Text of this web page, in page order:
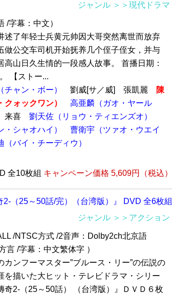
ジャンル ＞＞現代ドラマ
/字幕：中文）
述了年轻士兵黄元帅因大哥突然离世而放弃
做公交车司机开始抚养几个侄子侄女，并与
高山日久生情的一段感人故事。 首播日期：
【ストー...
チャン・ボー） 劉威[サ／威] 張凱麗
陳
クォックワン）
高亜麟（ガオ・ヤール
来喜 劉天佐（リョウ・ティエンズオ）
シャオハイ）
曹衛宇（ツァオ・ウエイ
（バイ・チーディウ）
全10枚組 キャンペーン価格 5,609円（税込）
2-（25～50話/完）（台湾版）』 DVD 全6枚組
ジャンル ＞＞アクション
/NTSC方式 /2音声：Dolby2ch北京語
言 /字幕：中文繁体字 ）
カンフーマスター”ブルース・リー”の伝説の
を描いた大ヒット・テレビドラマ・シリー
奇2-（25～50話） （台湾版）』ＤＶＤ６枚